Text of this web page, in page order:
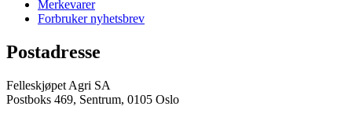
Merkevarer
Forbruker nyhetsbrev
Postadresse
Felleskjøpet Agri SA
Postboks 469, Sentrum, 0105 Oslo